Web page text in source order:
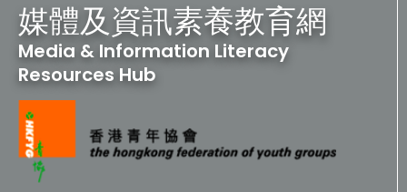
媒體及資訊素養教育網
Media & Information Literacy
Resources Hub